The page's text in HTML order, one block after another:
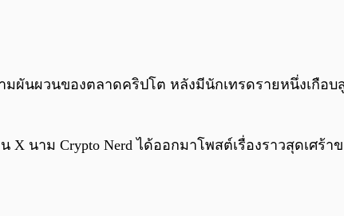
ผันผวนของตลาดคริปโต หลังมีนักเทรดรายหนึ่งเกือ
นาม Crypto Nerd ได้ออกมาโพสต์เรื่องราวสุดเศร้า